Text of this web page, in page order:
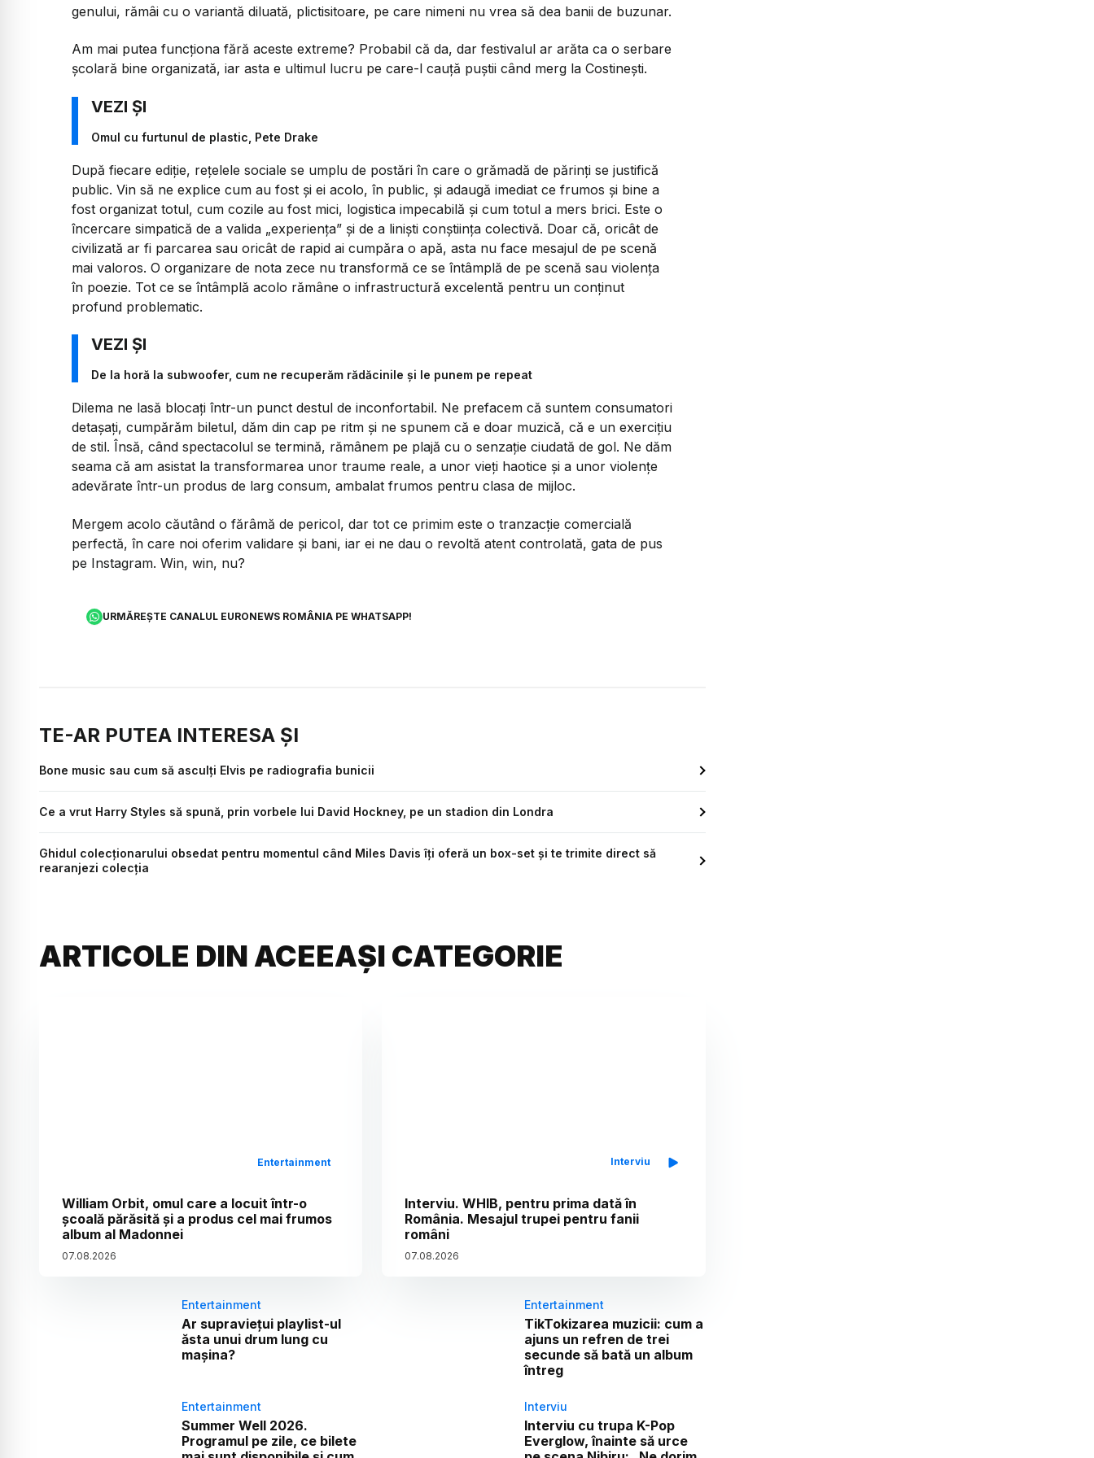
genului, rămâi cu o variantă diluată, plictisitoare, pe care nimeni nu vrea să dea banii de buzunar.
Am mai putea funcționa fără aceste extreme? Probabil că da, dar festivalul ar arăta ca o serbare
școlară bine organizată, iar asta e ultimul lucru pe care-l cauță puștii când merg la Costinești.
Omul cu furtunul de plastic, Pete Drake
După fiecare ediție, rețelele sociale se umplu de postări în care o grămadă de părinți se justifică
public. Vin să ne explice cum au fost și ei acolo, în public, și adaugă imediat ce frumos și bine a
fost organizat totul, cum cozile au fost mici, logistica impecabilă și cum totul a mers brici. Este o
încercare simpatică de a valida „experiența” și de a liniști conștiința colectivă. Doar că, oricât de
civilizată ar fi parcarea sau oricât de rapid ai cumpăra o apă, asta nu face mesajul de pe scenă
mai valoros. O organizare de nota zece nu transformă ce se întâmplă de pe scenă sau violența
în poezie. Tot ce se întâmplă acolo rămâne o infrastructură excelentă pentru un conținut
profund problematic.
De la horă la subwoofer, cum ne recuperăm rădăcinile și le punem pe repeat
Dilema ne lasă blocați într-un punct destul de inconfortabil. Ne prefacem că suntem consumatori
detașați, cumpărăm biletul, dăm din cap pe ritm și ne spunem că e doar muzică, că e un exercițiu
de stil. Însă, când spectacolul se termină, rămânem pe plajă cu o senzație ciudată de gol. Ne dăm
seama că am asistat la transformarea unor traume reale, a unor vieți haotice și a unor violențe
adevărate într-un produs de larg consum, ambalat frumos pentru clasa de mijloc.
Mergem acolo căutând o fărâmă de pericol, dar tot ce primim este o tranzacție comercială
perfectă, în care noi oferim validare și bani, iar ei ne dau o revoltă atent controlată, gata de pus
pe Instagram. Win, win, nu?
URMĂREȘTE CANALUL EURONEWS ROMÂNIA PE WHATSAPP!
TE-AR PUTEA INTERESA ȘI
Bone music sau cum să asculți Elvis pe radiografia bunicii
Ce a vrut Harry Styles să spună, prin vorbele lui David Hockney, pe un stadion din Londra
Ghidul colecționarului obsedat pentru momentul când Miles Davis îți oferă un box-set și te trimite direct să
rearanjezi colecția
ARTICOLE DIN ACEEAȘI CATEGORIE
Entertainment
William Orbit, omul care a locuit într-o
școală părăsită și a produs cel mai frumos
album al Madonnei
07.08.2026
Interviu
Interviu. WHIB, pentru prima dată în
România. Mesajul trupei pentru fanii
români
07.08.2026
Entertainment
Ar supraviețui playlist-ul
ăsta unui drum lung cu
mașina?
Entertainment
TikTokizarea muzicii: cum a
ajuns un refren de trei
secunde să bată un album
întreg
Entertainment
Summer Well 2026.
Programul pe zile, ce bilete
Interviu
Interviu cu trupa K-Pop
Everglow, înainte să urce